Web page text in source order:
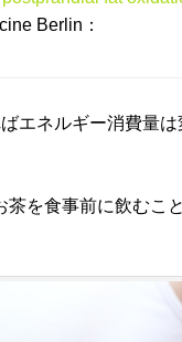
Berlin：
エネルギー消費量
を食事前に飲むこ